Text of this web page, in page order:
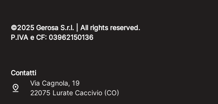
©2025 Gerosa S.r.l. | All rights reserved.
P.IVA e CF: 03962150136
Contatti
Via Cagnola, 19
22075 Lurate Caccivio (CO)